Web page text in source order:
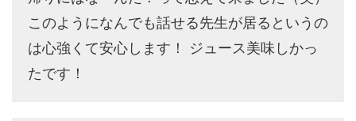
このようになんでも話せる先生が居るというの
は心強くて安心します！ ジュース美味しかっ
たです！